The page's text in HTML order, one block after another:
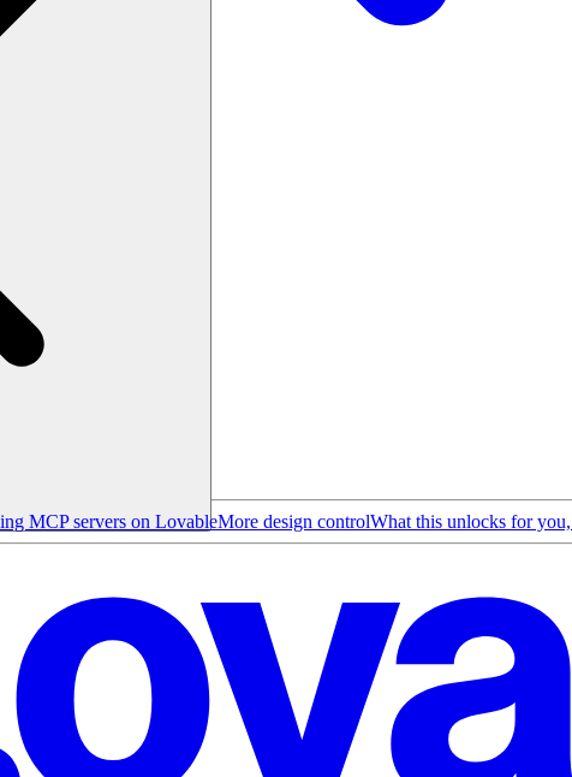
MCP servers on LovableMore design controlWhat this unlocks for